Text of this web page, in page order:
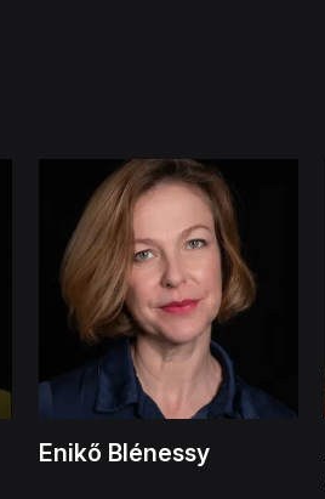
Enikő Blénessy